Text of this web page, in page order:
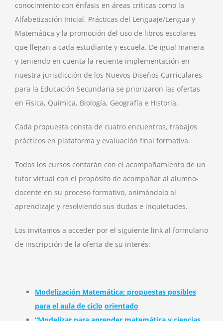
conocimiento con énfasis en áreas críticas como la
Alfabetización Inicial, Prácticas del Lenguaje/Lengua y
Matemática y la promoción del uso de libros escolares
que llegan a cada estudiante y escuela. De igual manera
y teniendo en cuenta la reciente implementación en
nuestra jurisdicción de los Nuevos Diseños Curriculares
para la Educación Secundaria se priorizaron las ofertas
en Física, Química, Biología, Geografía e Historia.
Cada propuesta consta de cuatro encuentros, trabajos
prácticos en plataforma y evaluación final formativa.
Todos los cursos contarán con el acompañamiento de un
tutor virtual con el propósito de acompañar al alumno-
docente en su proceso formativo, animándolo al
aprendizaje y resolviendo sus dudas e inquietudes.
Los invitamos a acceder por el siguiente link al formulario
de inscripción de la oferta de su interés:
Modelización Matemática: propuestas posibles
para el aula de ciclo orientado